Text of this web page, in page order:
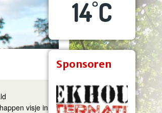
14°C
Sponsoren
visje in